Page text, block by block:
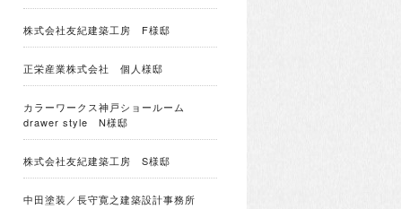
株式会社友紀建築工房 F様邸
正栄産業株式会社 個人様邸
カラーワークス神戸ショールーム
drawer style N様邸
株式会社友紀建築工房 S様邸
中田塗装／長守寛之建築設計事務所